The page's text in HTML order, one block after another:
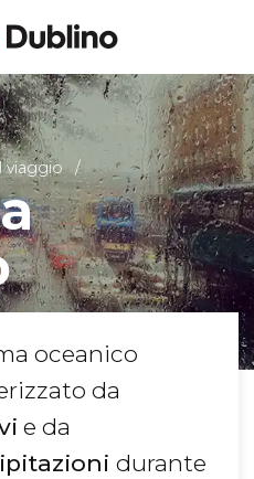
viaggio
oceanico
da
e da
durante